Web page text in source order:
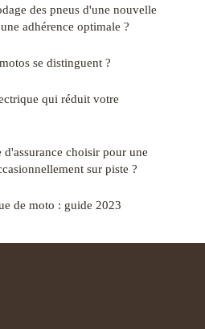
des pneus d'une nouvelle
adhérence optimale ?
se distinguent ?
qui réduit votre
choisir pour une
sur piste ?
de moto : guide 2023